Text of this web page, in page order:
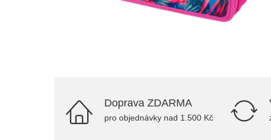
Doprava ZDARMA
pro objednávky nad 1.500 Kč